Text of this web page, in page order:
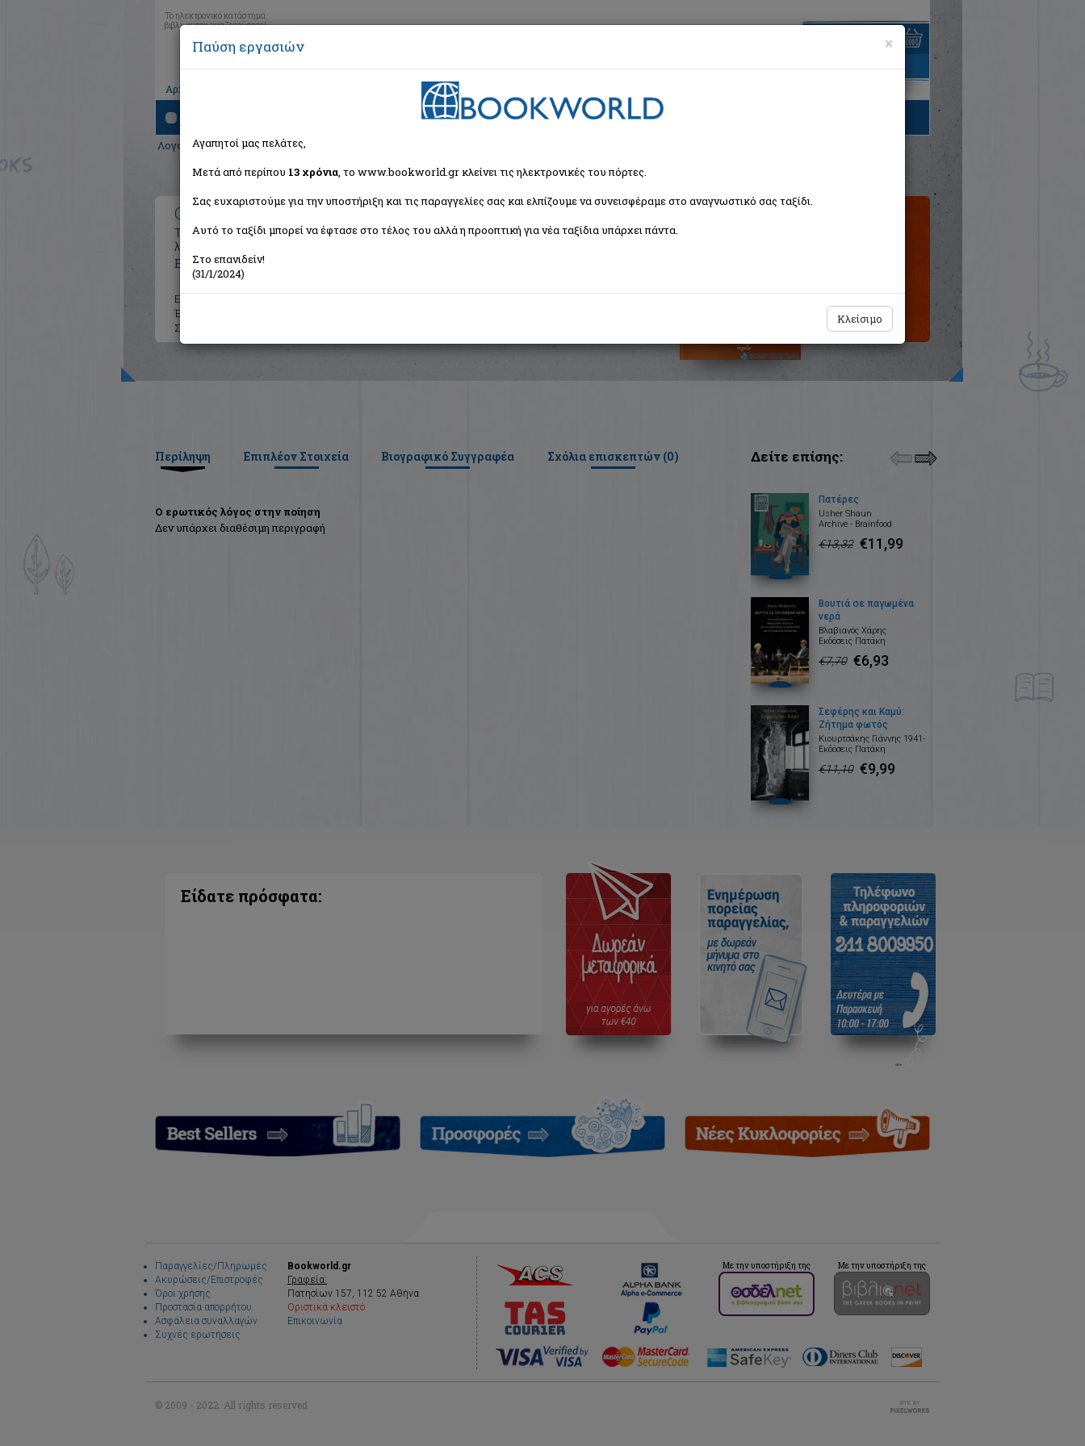
Το ηλεκτρονικό κατάστημα
βιβλίων που αναζητούσατε!
Αρχική
είναι άδειο
Λογοτεχνία> Ο ερωτικός λόγος στην ποίηση
Ο ερωτικός λόγος στην ποίηση
Το πέρασμα απ' την ολική σωματική γλώσσα στον προφορικό λόγο με τις
λιγότερες απώλειες
Βαρσάμου Άννα
Εκδότης:
Έτος:
Σελίδες:
Περίληψη Επιπλέον Στοιχεία Βιογραφικό Συγγραφέα Σχόλια επισκεπτών (0)
Ο ερωτικός λόγος στην ποίηση
Δεν υπάρχει διαθέσιμη περιγραφή
Δείτε επίσης:
Πατέρες
Usher Shaun
Archive - Brainfood
€13,32 €11,99
Βουτιά σε παγωμένα
νερά
Βλαβιανός Χάρης
Εκδόσεις Πατάκη
€7,70 €6,93
Σεφέρης και Καμύ:
Ζήτημα φωτός
Κιουρτσάκης Γιάννης 1941-
Εκδόσεις Πατάκη
€11,10 €9,99
Είδατε πρόσφατα:
Παραγγελίες/Πληρωμές
Ακυρώσεις/Επιστροφές
Όροι χρήσης
Προστασία απορρήτου
Ασφάλεια συναλλαγών
Συχνές ερωτήσεις
Bookworld.gr
Γραφεία:
Πατησίων 157, 112 52 Αθήνα
Οριστικά κλειστό
Επικοινωνία
Με την υποστήριξη της Με την υποστήριξη της
© 2009 - 2022. All rights reserved
×
Παύση εργασιών
Αγαπητοί μας πελάτες,
Μετά από περίπου 13 χρόνια, το www.bookworld.gr κλείνει τις ηλεκτρονικές του πόρτες.
Σας ευχαριστούμε για την υποστήριξη και τις παραγγελίες σας και ελπίζουμε να συνεισφέραμε στο αναγνωστικό σας ταξίδι.
Αυτό το ταξίδι μπορεί να έφτασε στο τέλος του αλλά η προοπτική για νέα ταξίδια υπάρχει πάντα.
Στο επανιδείν!
(31/1/2024)
Κλείσιμο